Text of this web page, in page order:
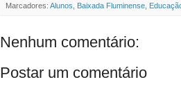
Marcadores: Alunos Baixada Fluminense
Nenhum comentário:
Postar um comentário